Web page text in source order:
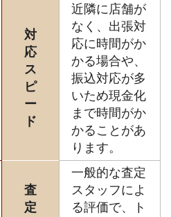
対
応
ス
ピ
ー
ド
近隣に店舗が
なく、出張対
応に時間がか
かる場合や、
振込対応が多
いため現金化
まで時間がか
かることがあ
ります。
査
定
一般的な査定
スタッフによ
る評価で、ト